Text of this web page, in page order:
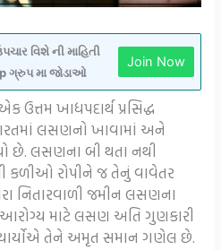
વિશે ની માહિતી
ગ્રુપ મા જોડાઓ
Join Now
ખાદ્યપદાર્થ પ્રસિદ્ધ
લસણનો ખાવામાં અને
છે. લસણના બી થતા નથી
કળીઓ રોપીને જ તેનું વાવેતર
નિતારવાળી જમીન લસણના
માટે લસણ અતિ ગુણકારી
તેને અમૃત સમાન ગણેલ છે.